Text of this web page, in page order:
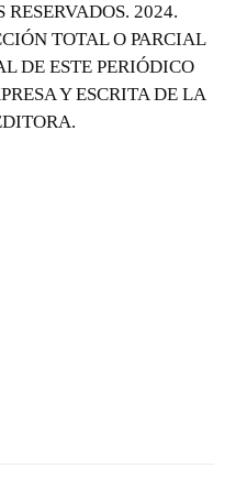
RESERVADOS. 2024.
TOTAL O PARCIAL
DE ESTE PERIÓDICO
Y ESCRITA DE LA